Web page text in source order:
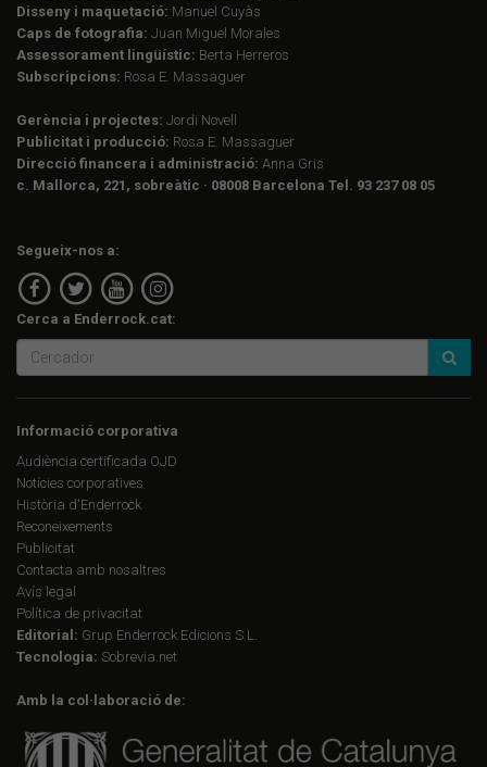
Disseny i maquetació: Manuel Cuyàs
Caps de fotografia: Juan Miguel Morales
Assessorament lingüístic: Berta Herreros
Subscripcions: Rosa E. Massaguer
Gerència i projectes: Jordi Novell
Publicitat i producció: Rosa E. Massaguer
Direcció financera i administració: Anna Gris
c. Mallorca, 221, sobreàtic · 08008 Barcelona Tel. 93 237 08 05
Segueix-nos a:
Cerca a Enderrock.cat:
Informació corporativa
Audiència certificada OJD
Notícies corporatives
Història d'Enderrock
Reconeixements
Publicitat
Contacta amb nosaltres
Avís legal
Política de privacitat
Editorial: Grup Enderrock Edicions S.L.
Tecnologia: Sobrevia.net
Amb la col·laboració de: